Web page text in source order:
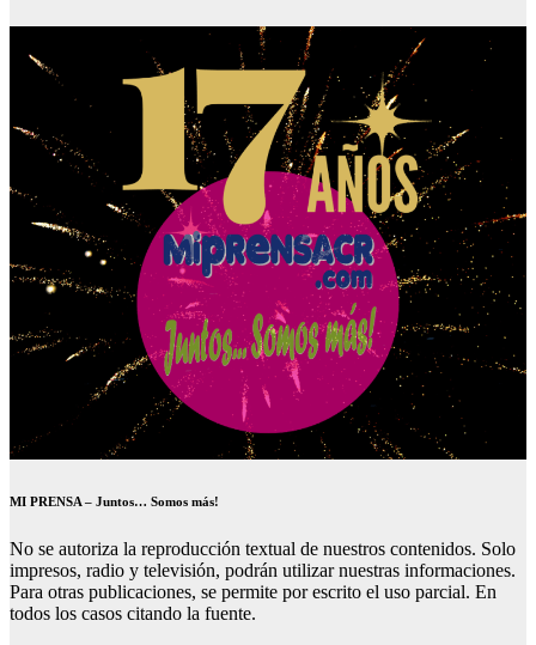
MI PRENSA – Juntos… Somos más!
No se autoriza la reproducción textual de nuestros contenidos. Solo
impresos, radio y televisión, podrán utilizar nuestras informaciones.
Para otras publicaciones, se permite por escrito el uso parcial. En
todos los casos citando la fuente.